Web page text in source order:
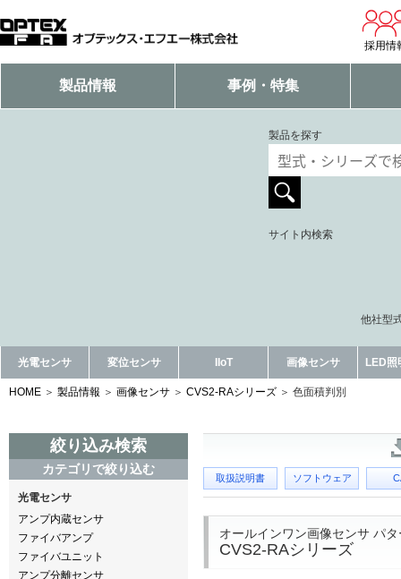
採用情
製品情報 事例・特集
製品を探す
サイト内検索
他社型
光電センサ 変位センサ IIoT 画像センサ LED照
HOME 製品情報 画像センサ CVS2-RAシリーズ 色面積判別
絞り込み検索
カテゴリで絞り込む
光電センサ
アンプ内蔵センサ
ファイバアンプ
ファイバユニット
アンプ分離センサ
取扱説明書 ソフトウェア
オールインワン画像センサ パ
CVS2-RAシリーズ